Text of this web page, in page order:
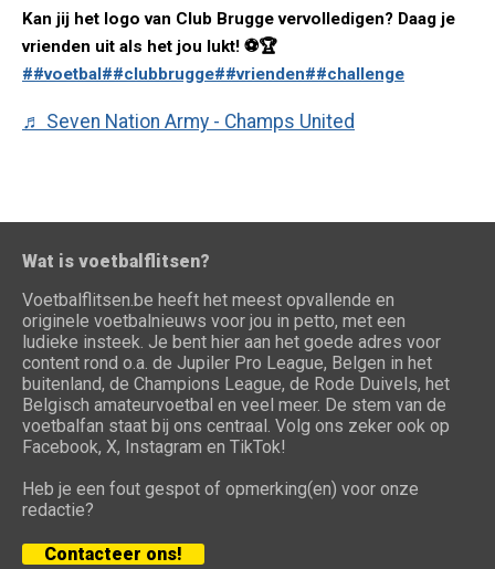
Kan jij het logo van Club Brugge vervolledigen? Daag je
vrienden uit als het jou lukt! ⚽️🏆
##voetbal##clubbrugge##vrienden##challenge
♬ Seven Nation Army - Champs United
Wat is voetbalflitsen?
Voetbalflitsen.be heeft het meest opvallende en
originele voetbalnieuws voor jou in petto, met een
ludieke insteek. Je bent hier aan het goede adres voor
content rond o.a. de Jupiler Pro League, Belgen in het
buitenland, de Champions League, de Rode Duivels, het
Belgisch amateurvoetbal en veel meer. De stem van de
voetbalfan staat bij ons centraal. Volg ons zeker ook op
Facebook, X, Instagram en TikTok!
Heb je een fout gespot of opmerking(en) voor onze
redactie?
Contacteer ons!